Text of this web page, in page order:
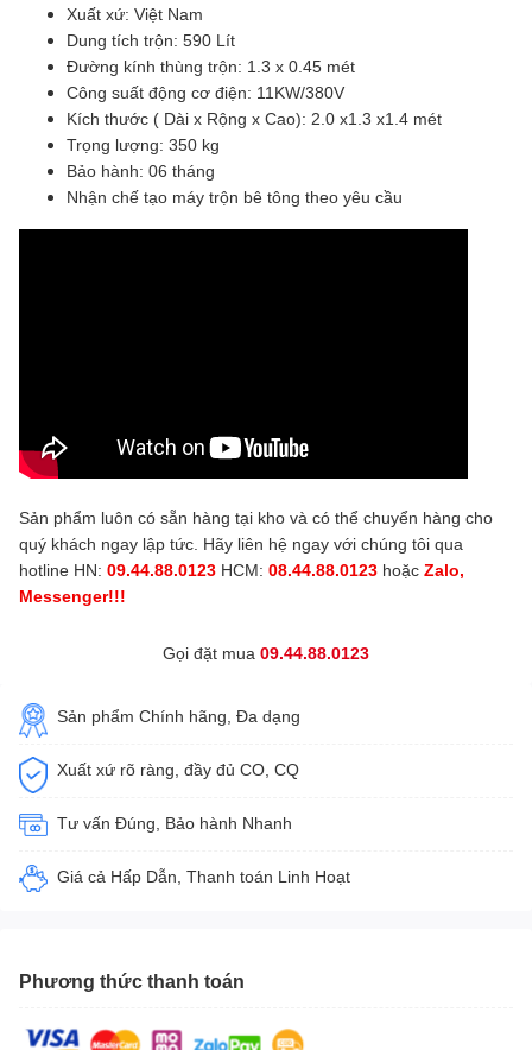
Xuất xứ: Việt Nam
Dung tích trộn: 590 Lít
Đường kính thùng trộn: 1.3 x 0.45 mét
Công suất động cơ điện: 11KW/380V
Kích thước ( Dài x Rộng x Cao): 2.0 x1.3 x1.4 mét
Trọng lượng: 350 kg
Bảo hành: 06 tháng
Nhận chế tạo máy trộn bê tông theo yêu cầu
Sản phẩm luôn có sẵn hàng tại kho và có thể chuyển hàng cho
quý khách ngay lập tức. Hãy liên hệ ngay với chúng tôi qua
hotline HN: 09.44.88.0123 HCM: 08.44.88.0123 hoặc Zalo,
Messenger!!!
Gọi đặt mua 09.44.88.0123
Sản phẩm Chính hãng, Đa dạng
Xuất xứ rõ ràng, đầy đủ CO, CQ
Tư vấn Đúng, Bảo hành Nhanh
Giá cả Hấp Dẫn, Thanh toán Linh Hoạt
Phương thức thanh toán